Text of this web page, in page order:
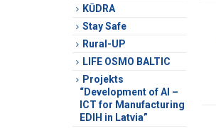
KŪDRA
Stay Safe
Rural-UP
LIFE OSMO BALTIC
Projekts
“Development of AI –
ICT for Manufacturing
EDIH in Latvia”